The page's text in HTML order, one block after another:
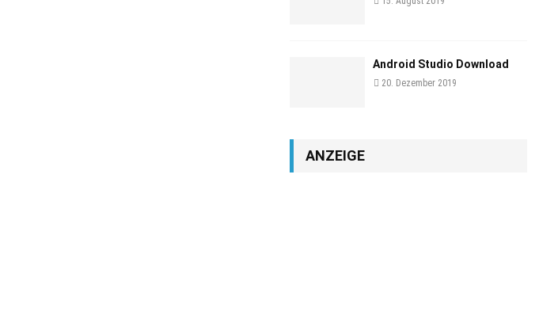
Android Studio Download
20. Dezember 2019
ANZEIGE